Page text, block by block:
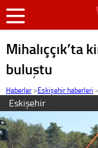
Mihalıççık’ta
buluştu
Haberler >Eskişehir haberleri »
Eskişehir